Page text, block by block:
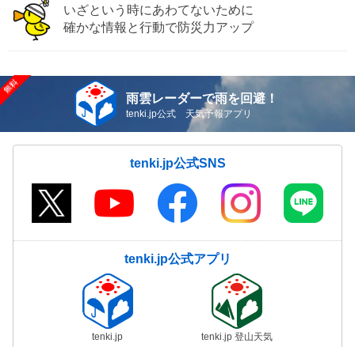
いざという時にあわてないために
確かな情報と行動で防災力アップ
雨雲レーダーで雨を回避！
tenki.jp公式 天気予報アプリ
tenki.jp公式SNS
tenki.jp公式アプリ
tenki.jp tenki.jp 登山天気